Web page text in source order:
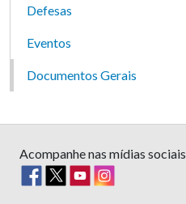
Defesas
Eventos
Documentos Gerais
Acompanhe nas mídias sociais